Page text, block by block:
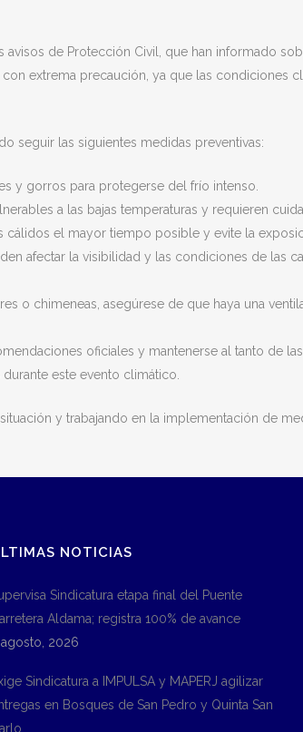
avisos de Protección Civil, que han informado
extrema precaución, ya que las condiciones
seguir las siguientes medidas preventivas:
y gorros para protegerse del frío intenso.
a las bajas temperaturas y requieren
cálidos el mayor tiempo posible y evite la
afectar la visibilidad y las condiciones de las
o chimeneas, asegúrese de que haya una
oficiales y mantenerse al tanto de
este evento climático.
y trabajando en la implementación de
NOTICIAS
Sindicatura etapa final del Puente
Aldama; registra 100% de avance
2026
Sindicatura a IMPULSA y MAPERJ agilizar
en Bosques de San Pedro y Quinta San